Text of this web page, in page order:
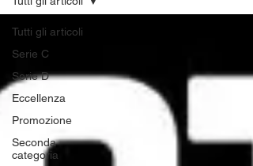
Tutti gli articoli
Serie C
Serie D
Eccellenza
Promozione
Seconda
categoria